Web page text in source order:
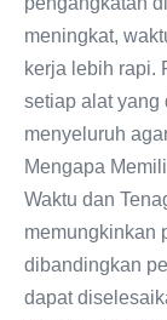
meningkat,
kerja lebih rapi.
setiap alat yang
menyeluruh
Mengapa
Waktu dan
memungkinkan
dibandingkan
dapat